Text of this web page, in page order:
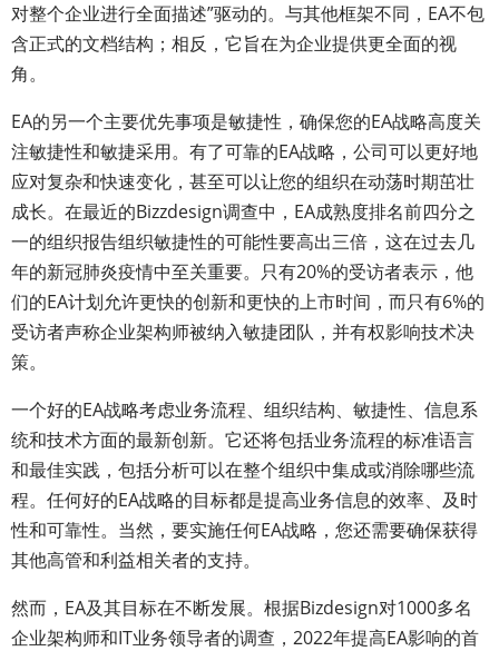
对整个企业进行全面描述”驱动的。与其他框架不同，EA不包
含正式的文档结构；相反，它旨在为企业提供更全面的视
角。
EA的另一个主要优先事项是敏捷性，确保您的EA战略高度关
注敏捷性和敏捷采用。有了可靠的EA战略，公司可以更好地
应对复杂和快速变化，甚至可以让您的组织在动荡时期茁壮
成长。在最近的Bizzdesign调查中，EA成熟度排名前四分之
一的组织报告组织敏捷性的可能性要高出三倍，这在过去几
年的新冠肺炎疫情中至关重要。只有20%的受访者表示，他
们的EA计划允许更快的创新和更快的上市时间，而只有6%的
受访者声称企业架构师被纳入敏捷团队，并有权影响技术决
策。
一个好的EA战略考虑业务流程、组织结构、敏捷性、信息系
统和技术方面的最新创新。它还将包括业务流程的标准语言
和最佳实践，包括分析可以在整个组织中集成或消除哪些流
程。任何好的EA战略的目标都是提高业务信息的效率、及时
性和可靠性。当然，要实施任何EA战略，您还需要确保获得
其他高管和利益相关者的支持。
然而，EA及其目标在不断发展。根据Bizdesign对1000多名
企业架构师和IT业务领导者的调查，2022年提高EA影响的首